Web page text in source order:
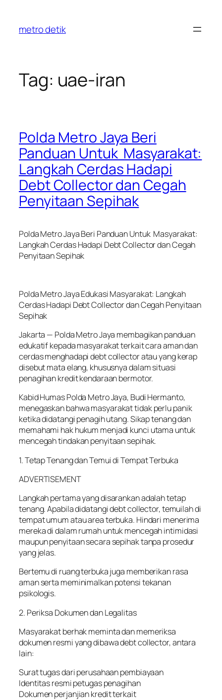
content
metro detik
Tag: uae-iran
Polda Metro Jaya Beri
Panduan Untuk Masyarakat:
Langkah Cerdas Hadapi
Debt Collector dan Cegah
Penyitaan Sepihak
Polda Metro Jaya Beri Panduan Untuk Masyarakat:
Langkah Cerdas Hadapi Debt Collector dan Cegah
Penyitaan Sepihak
Polda Metro Jaya Edukasi Masyarakat: Langkah
Cerdas Hadapi Debt Collector dan Cegah Penyitaan
Sepihak
Jakarta — Polda Metro Jaya membagikan panduan
edukatif kepada masyarakat terkait cara aman dan
cerdas menghadapi debt collector atau yang kerap
disebut mata elang, khususnya dalam situasi
penagihan kredit kendaraan bermotor.
Kabid Humas Polda Metro Jaya, Budi Hermanto,
menegaskan bahwa masyarakat tidak perlu panik
ketika didatangi penagih utang. Sikap tenang dan
memahami hak hukum menjadi kunci utama untuk
mencegah tindakan penyitaan sepihak.
1. Tetap Tenang dan Temui di Tempat Terbuka
ADVERTISEMENT
Langkah pertama yang disarankan adalah tetap
tenang. Apabila didatangi debt collector, temuilah di
tempat umum atau area terbuka. Hindari menerima
mereka di dalam rumah untuk mencegah intimidasi
maupun penyitaan secara sepihak tanpa prosedur
yang jelas.
Bertemu di ruang terbuka juga memberikan rasa
aman serta meminimalkan potensi tekanan
psikologis.
2. Periksa Dokumen dan Legalitas
Masyarakat berhak meminta dan memeriksa
dokumen resmi yang dibawa debt collector, antara
lain:
Surat tugas dari perusahaan pembiayaan
Identitas resmi petugas penagihan
Dokumen perjanjian kredit terkait